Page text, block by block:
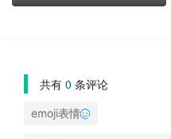
共有 0 条评论
emoji表情